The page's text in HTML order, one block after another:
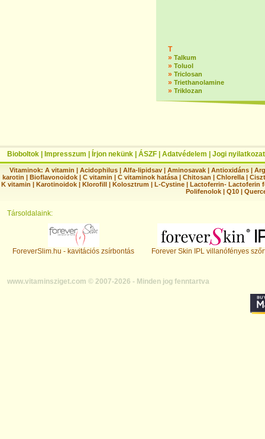
T
» Talkum
» Toluol
» Triclosan
» Triethanolamine
» Triklozan
Bioboltok Impresszum Írjon nekünk ÁSZF Adatvédelem Jogi nyilatkozat
Vitaminok: A vitamin |Acidophilus |Alfa-lipidsav |Aminosavak |Antioxidáns |
karotin | Bioflavonoidok | C vitamin | C vitaminok hatása | Chitosan | Chlorella |
K vitamin | Karotinoidok | Klorofill | Kolosztrum | L-Cystine | Lactoferrin- Lactoferin
Polifenolok |Q10 |
Társoldalaink:
ForeverSlim.hu - kavitációs zsírbontás Forever Skin IPL villanófényes
www.vitaminsziget.com © 2007-2026 - Minden jog fenntartva